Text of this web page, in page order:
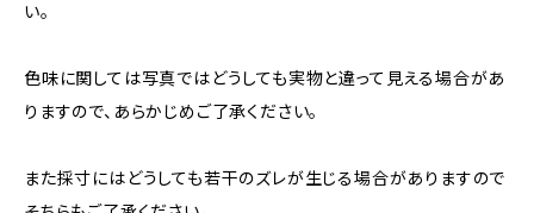
い。
色味に関しては写真ではどうしても実物と違って見える場合があ
りますので、あらかじめご了承ください。
また採寸にはどうしても若干のズレが生じる場合がありますので